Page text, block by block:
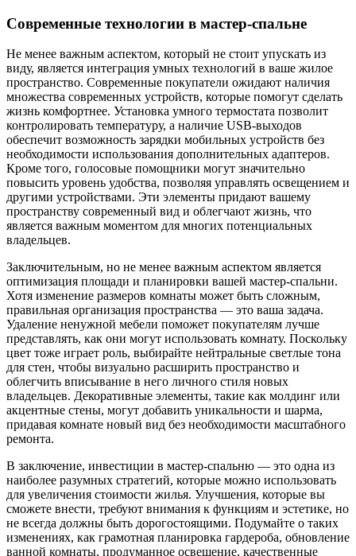
Современные технологии в мастер-спальне
Не менее важным аспектом, который не стоит упускать из
виду, является интеграция умных технологий в ваше жилое
пространство. Современные покупатели ожидают наличия
множества современных устройств, которые помогут сделать
жизнь комфортнее. Установка умного термостата позволит
контролировать температуру, а наличие USB-выходов
обеспечит возможность зарядки мобильных устройств без
необходимости использования дополнительных адаптеров.
Кроме того, голосовые помощники могут значительно
повысить уровень удобства, позволяя управлять освещением и
другими устройствами. Эти элементы придают вашему
пространству современный вид и облегчают жизнь, что
является важным моментом для многих потенциальных
владельцев.
Заключительным, но не менее важным аспектом является
оптимизация площади и планировки вашей мастер-спальни.
Хотя изменение размеров комнаты может быть сложным,
правильная организация пространства — это ваша задача.
Удаление ненужной мебели поможет покупателям лучше
представлять, как они могут использовать комнату. Поскольку
цвет тоже играет роль, выбирайте нейтральные светлые тона
для стен, чтобы визуально расширить пространство и
облегчить вписывание в него личного стиля новых
владельцев. Декоративные элементы, такие как молдинг или
акцентные стены, могут добавить уникальности и шарма,
придавая комнате новый вид без необходимости масштабного
ремонта.
В заключение, инвестиции в мастер-спальню — это одна из
наиболее разумных стратегий, которые можно использовать
для увеличения стоимости жилья. Улучшения, которые вы
сможете внести, требуют внимания к функциям и эстетике, но
не всегда должны быть дорогостоящими. Подумайте о таких
изменениях, как грамотная планировка гардероба, обновление
ванной комнаты, продуманное освещение, качественные